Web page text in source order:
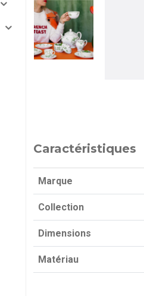
Caractéristiques
Marque
Collection
Dimensions
Matériau